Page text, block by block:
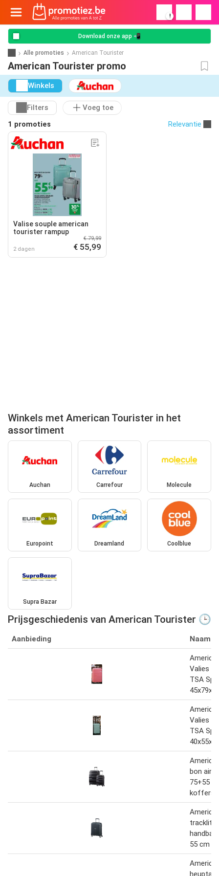
!
Download onze app 📲
Alle promoties American Tourister
American Tourister promo
Winkels
Filters
Voeg toe
1 promoties
Relevantie
Valise souple american
tourister rampup
2 dagen
€ 79,99
€ 55,99
Winkels met American Tourister in het
assortiment
Auchan Carrefour Molecule
Europoint Dreamland Coolblue
Supra Bazar
Prijsgeschiedenis van American Tourister 🕒
Aanbieding Naam
Valies
TSA
Valies
TSA
bon air
75+55
tracklite
55 cm -
heuptas